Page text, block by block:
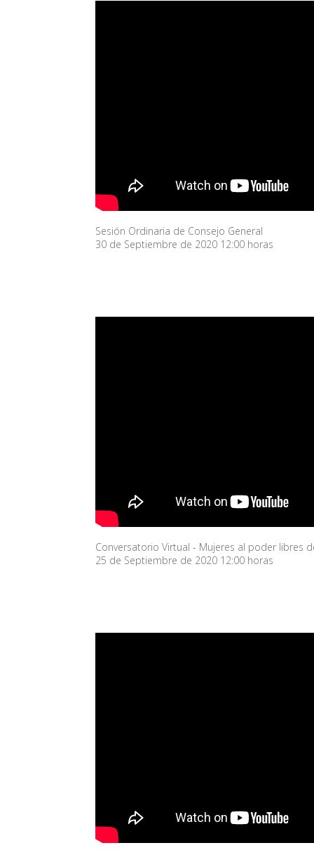
Sesión Ordinaria de Consejo General
30 de Septiembre de 2020 12:00 horas
Conversatorio Virtual - Mujeres al poder libres
25 de Septiembre de 2020 12:00 horas